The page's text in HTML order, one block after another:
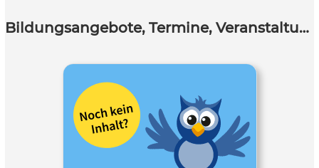
Bildungsangebote, Termine, Veranstaltungen